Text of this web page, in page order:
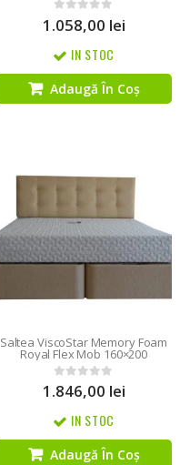
0out of 5
1.058,00 lei
IN STOC
Adaugă În Coș
Saltea ViscoStar Memory Foam
Royal Flex Mob 160×200
0out of 5
1.846,00 lei
IN STOC
Adaugă În Coș